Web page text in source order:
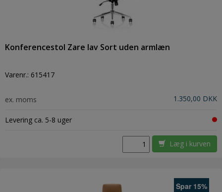
Konferencestol Zare lav Sort uden armlæn
Varenr.: 615417
ex. moms 1.350,00 DKK
Levering ca. 5-8 uger
Læg i kurven
Spar 15%